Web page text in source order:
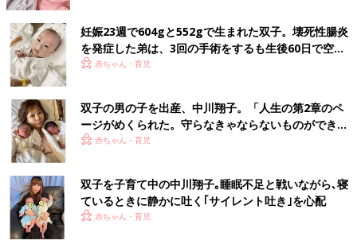
理解がない人から、“双子だから愛情が半分ずつになってかわい
そう。落ち着きがなく悪い子になるかも”など、ひどいことを言
われた」という話を聞いたことも。これではママ達が安心できる
居場所にはなりません。
一方、一緒に「つなげる」を立ち上げた仲間が主宰するサークル
は、オープンな雰囲気で人気がありました。そこまで頑張って来
たママを温かく迎え入れるスタッフの姿勢が、安心感と共感を呼
んでいたためです。
「そういうサークルを増やすためには、サポートスタッフを育成
することが大切」と感じ、“つなげるピアサポーター養成講座”を
始めたのでした。
妊娠23週で604gと552gで生まれた双子。壊死性腸炎
を発症した弟は、3回の手術をするも生後60日で空へ
【多胎・低出生体重児】
赤ちゃん・育児
双子の男の子を出産、中川翔子。「人生の第2章のペ
ージがめくられた。守らなきゃならないものができ
た」という気持ちに
赤ちゃん・育児
双子を子育て中の中川翔子｡睡眠不足と戦いながら､寝
ているときに静かに吐く｢サイレント吐き｣を心配
赤ちゃん・育児